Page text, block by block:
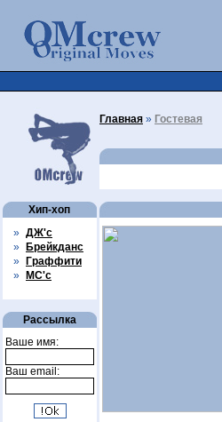
Хип-хоп
» ДЖ'с
»
Брейкданс
»
Граффити
»
МС'с
Рассылка
Ваше имя:
Ваш email:
Главная » Гостевая